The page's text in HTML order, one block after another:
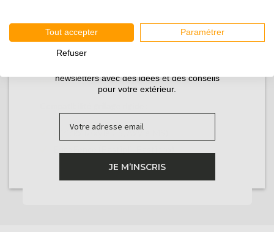
possible de maintenir les lattes sans utiliser de
renfort.
notre équipepar mail ou par téléphone.
Dirickx (Axyle CS, Axyle MS)
Tout accepter Paramétrer
Refuser
newsletters avec des idées et des conseils
pour votre extérieur.
JE M’INSCRIS